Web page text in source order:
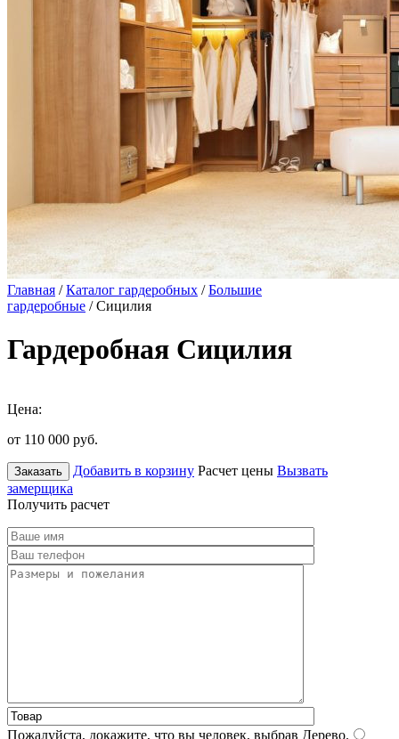
Главная /Каталог гардеробных /Большие
гардеробные / Сицилия
Гардеробная Сицилия
Цена:
от 110 000 руб.
Заказать Добавить в корзину Расчет цены Вызвать
замерщика
Получить расчет
Пожалуйста, докажите, что вы человек, выбрав Дерево.